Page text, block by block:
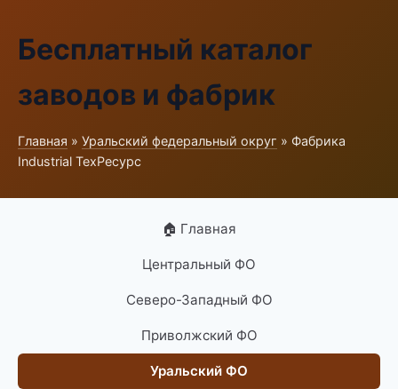
Бесплатный каталог
заводов и фабрик
Главная » Уральский федеральный округ » Фабрика
Industrial ТехРесурс
🏠 Главная
Центральный ФО
Северо-Западный ФО
Приволжский ФО
Уральский ФО